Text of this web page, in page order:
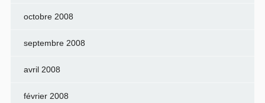
octobre 2008
septembre 2008
avril 2008
février 2008